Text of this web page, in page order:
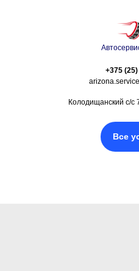
+375
Колодищанский с/с
Все